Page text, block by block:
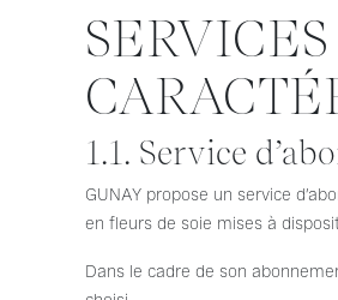
1.1. Service
GUNAY propose un service
en fleurs de soie mises à
Dans le cadre de son